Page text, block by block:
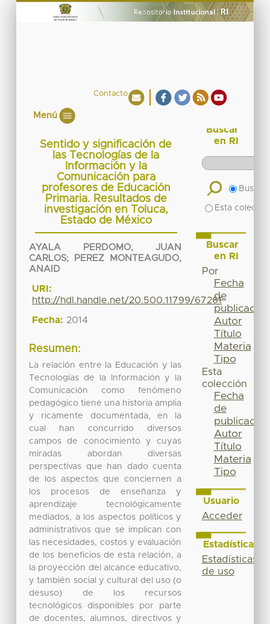
Contacto
Menú
Sentido y significación de
las Tecnologías de la
Información y la
Comunicación para
profesores de Educación
Primaria. Resultados de
investigación en Toluca,
Estado de México
AYALA PERDOMO, JUAN
CARLOS;
PEREZ MONTEAGUDO,
ANAID
URI:
http://hdl.handle.net/20.500.11799/67261
Fecha: 2014
Resumen:
La relación entre la Educación y las
Tecnologías de la Información y la
Comunicación como fenómeno
pedagógico tiene una historia amplia
y ricamente documentada, en la
cual han concurrido diversos
campos de conocimiento y cuyas
miradas abordan diversas
perspectivas que han dado cuenta
de los aspectos que conciernen a
los procesos de enseñanza y
aprendizaje tecnológicamente
mediados, a los aspectos políticos y
administrativos que se implican con
las necesidades, costos y evaluación
de los beneficios de esta relación, a
la proyección del alcance educativo,
y también social y cultural del uso (o
desuso) de los recursos
tecnológicos disponibles por parte
de docentes, alumnos, directivos y
Buscar
en RI
Buscar
Esta
Buscar
en RI
Por
Fecha
de
publicación
Autor
Título
Materia
Tipo
Esta
colección
Fecha
de
publicación
Autor
Título
Materia
Tipo
Usuario
Acceder
Estadísticas
Estadísticas
de uso